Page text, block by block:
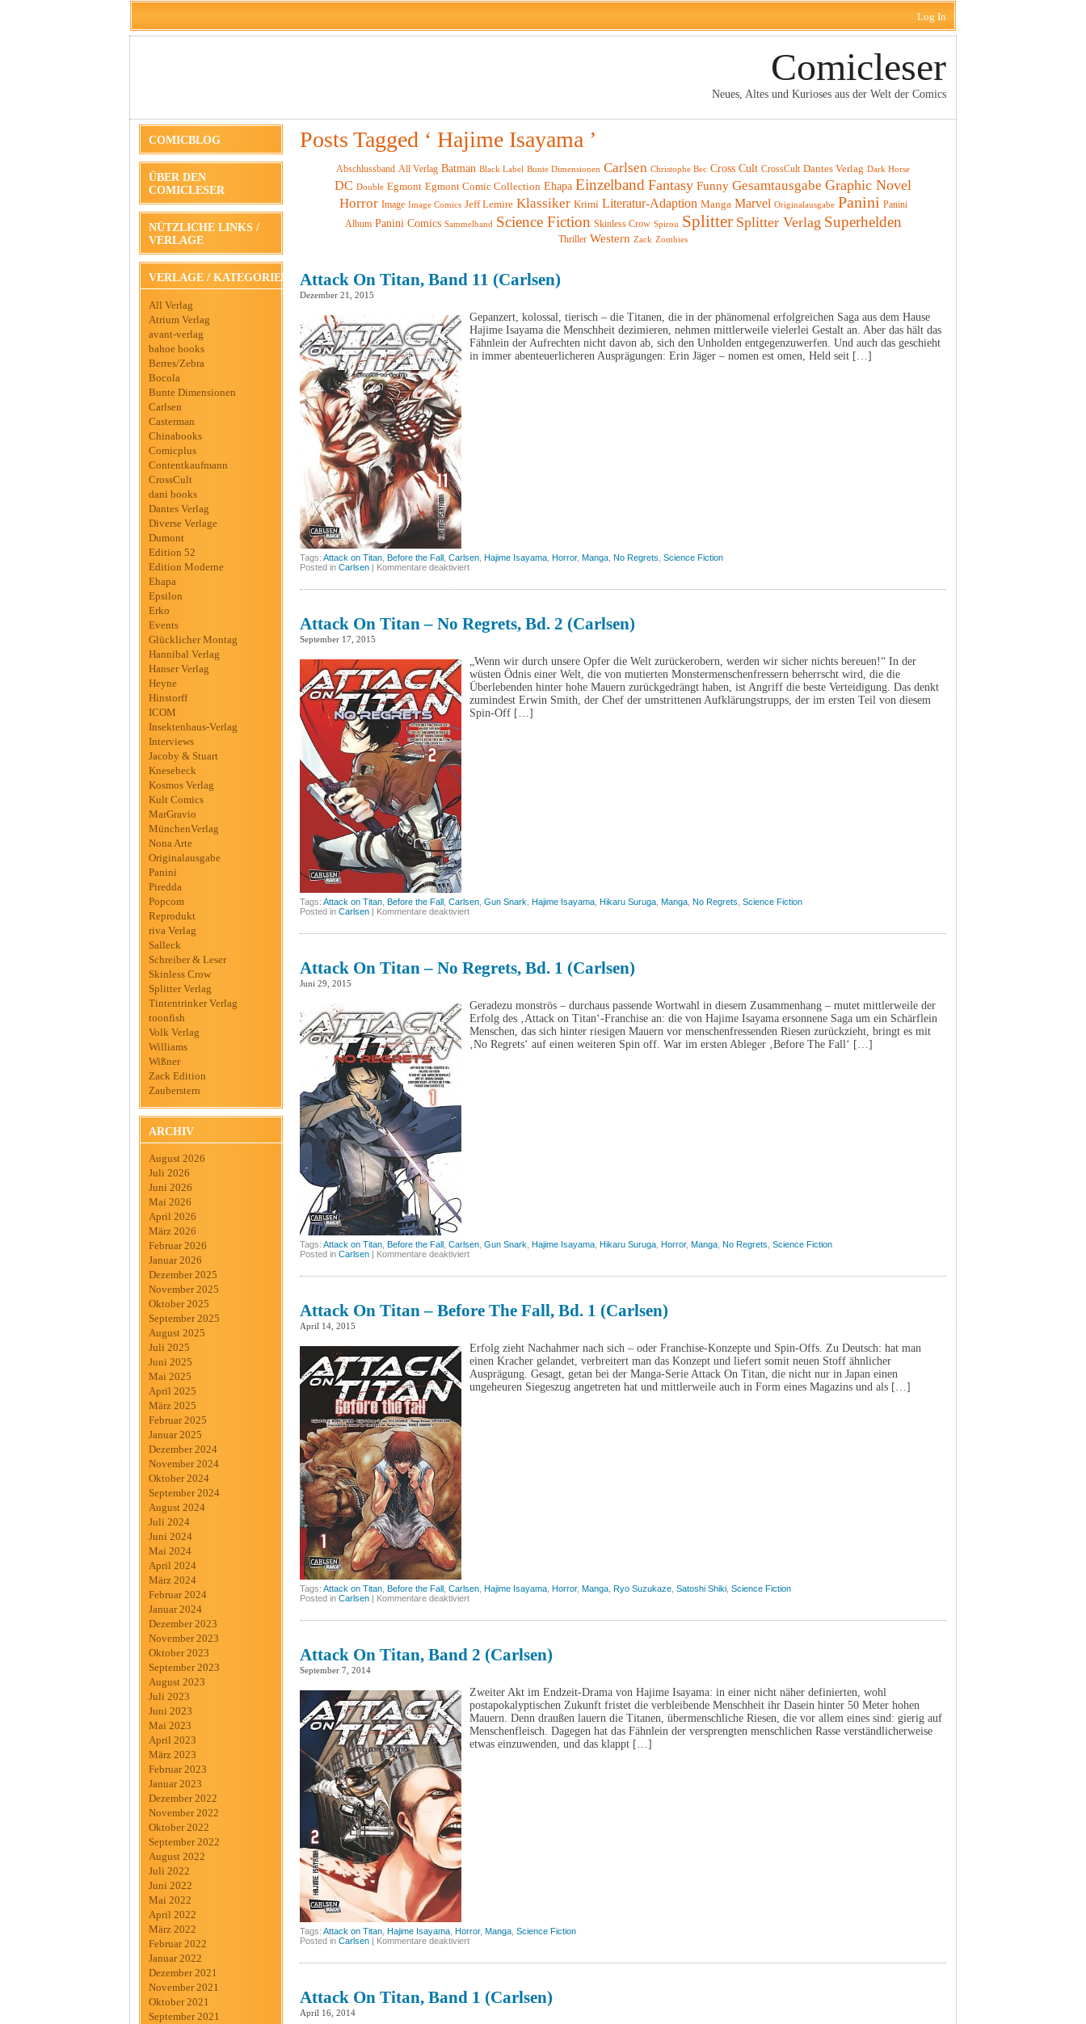
Log In
Comicleser
Neues, Altes und Kurioses aus der Welt der Comics
COMICBLOG
ÜBER DEN
COMICLESER
NÜTZLICHE LINKS /
VERLAGE
VERLAGE / KATEGORIEN
All Verlag
Atrium Verlag
avant-verlag
bahoe books
Berres/Zebra
Bocola
Bunte Dimensionen
Carlsen
Casterman
Chinabooks
Comicplus
Contentkaufmann
CrossCult
dani books
Dantes Verlag
Diverse Verlage
Dumont
Edition 52
Edition Moderne
Ehapa
Epsilon
Erko
Events
Glücklicher Montag
Hannibal Verlag
Hanser Verlag
Heyne
Hinstorff
ICOM
Insektenhaus-Verlag
Interviews
Jacoby & Stuart
Knesebeck
Kosmos Verlag
Kult Comics
MarGravio
MünchenVerlag
Nona Arte
Originalausgabe
Panini
Piredda
Popcom
Reprodukt
riva Verlag
Salleck
Schreiber & Leser
Skinless Crow
Splitter Verlag
Tintentrinker Verlag
toonfish
Volk Verlag
Williams
Wißner
Zack Edition
Zauberstern
ARCHIV
August 2026
Juli 2026
Juni 2026
Mai 2026
April 2026
März 2026
Februar 2026
Januar 2026
Dezember 2025
November 2025
Oktober 2025
September 2025
August 2025
Juli 2025
Juni 2025
Mai 2025
April 2025
März 2025
Februar 2025
Januar 2025
Dezember 2024
November 2024
Oktober 2024
September 2024
August 2024
Juli 2024
Juni 2024
Mai 2024
April 2024
März 2024
Februar 2024
Januar 2024
Dezember 2023
November 2023
Oktober 2023
September 2023
August 2023
Juli 2023
Juni 2023
Mai 2023
April 2023
März 2023
Februar 2023
Januar 2023
Dezember 2022
November 2022
Oktober 2022
September 2022
August 2022
Juli 2022
Juni 2022
Mai 2022
April 2022
März 2022
Februar 2022
Januar 2022
Dezember 2021
November 2021
Oktober 2021
September 2021
Posts Tagged ‘ Hajime Isayama ’
Abschlussband All Verlag Batman Black Label Bunte Dimensionen Carlsen Christophe Bec Cross Cult CrossCult Dantes Verlag Dark Horse
DC Double Egmont Egmont Comic Collection Ehapa Einzelband Fantasy Funny Gesamtausgabe Graphic Novel
Horror Image Image Comics Jeff Lemire Klassiker Krimi Literatur-Adaption Manga Marvel Originalausgabe Panini Panini
Album Panini Comics Sammelband Science Fiction Skinless Crow Spirou Splitter Splitter Verlag Superhelden
Thriller Western Zack Zombies
Attack On Titan, Band 11 (Carlsen)
Dezember 21, 2015
Gepanzert, kolossal, tierisch – die Titanen, die in der phänomenal erfolgreichen Saga aus dem Hause
Hajime Isayama die Menschheit dezimieren, nehmen mittlerweile vielerlei Gestalt an. Aber das hält das
Fähnlein der Aufrechten nicht davon ab, sich den Unholden entgegenzuwerfen. Und auch das geschieht
in immer abenteuerlicheren Ausprägungen: Erin Jäger – nomen est omen, Held seit […]
Tags: Attack on Titan Before the Fall Carlsen Hajime Isayama Horror, Manga No Regrets Science Fiction
Posted in Carlsen | Kommentare deaktiviertfür
(Carlsen)
Attack On Titan – No Regrets, Bd. 2 (Carlsen)
September 17, 2015
„Wenn wir durch unsere Opfer die Welt zurückerobern, werden wir sicher nichts bereuen!“ In der
wüsten Ödnis einer Welt, die von mutierten Monstermenschenfressern beherrscht wird, die die
Überlebenden hinter hohe Mauern zurückgedrängt haben, ist Angriff die beste Verteidigung. Das denkt
zumindest Erwin Smith, der Chef der umstrittenen Aufklärungstrupps, der im ersten Teil von diesem
Spin-Off […]
Tags: Attack on Titan Before the Fall Carlsen Gun Snark Hajime Isayama Hikaru Suruga Manga No Regrets Science Fiction
Posted in Carlsen | Kommentare deaktiviertfür
Regrets,
Attack On Titan – No Regrets, Bd. 1 (Carlsen)
Juni 29, 2015
Geradezu monströs – durchaus passende Wortwahl in diesem Zusammenhang – mutet mittlerweile der
Erfolg des ‚Attack on Titan‘-Franchise an: die von Hajime Isayama ersonnene Saga um ein Schärflein
Menschen, das sich hinter riesigen Mauern vor menschenfressenden Riesen zurückzieht, bringt es mit
‚No Regrets‘ auf einen weiteren Spin off. War im ersten Ableger ‚Before The Fall‘ […]
Tags: Attack on Titan Before the Fall Carlsen Gun Snark Hajime Isayama Hikaru Suruga Horror, Manga No Regrets Science Fiction
Posted in Carlsen Kommentare deaktiviertfür
Regrets,
Attack On Titan – Before The Fall, Bd. 1 (Carlsen)
April 14, 2015
Erfolg zieht Nachahmer nach sich – oder Franchise-Konzepte und Spin-Offs. Zu Deutsch: hat man
einen Kracher gelandet, verbreitert man das Konzept und liefert somit neuen Stoff ähnlicher
Ausprägung. Gesagt, getan bei der Manga-Serie Attack On Titan, die nicht nur in Japan einen
ungeheuren Siegeszug angetreten hat und mittlerweile auch in Form eines Magazins und als […]
Tags: Attack on Titan Before the Fall Carlsen Hajime Isayama Horror, Manga Ryo Suzukaze Satoshi Shiki Science Fiction
Posted in Carlsen | Kommentare deaktiviertfür
the
(Carlsen)
Attack On Titan, Band 2 (Carlsen)
September 7, 2014
Zweiter Akt im Endzeit-Drama von Hajime Isayama: in einer nicht näher definierten, wohl
postapokalyptischen Zukunft fristet die verbleibende Menschheit ihr Dasein hinter 50 Meter hohen
Mauern. Denn draußen lauern die Titanen, übermenschliche Riesen, die vor allem eines sind: gierig auf
Menschenfleisch. Dagegen hat das Fähnlein der versprengten menschlichen Rasse verständlicherweise
etwas einzuwenden, und das klappt […]
Tags: Attack on Titan Hajime Isayama Horror, Manga Science Fiction
Posted in Carlsen | Kommentare deaktiviertfür
(Carlsen)
Attack On Titan, Band 1 (Carlsen)
April 16, 2014